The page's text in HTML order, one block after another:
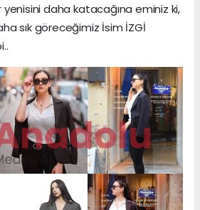
daha katacağına eminiz ki,
sık göreceğimiz İsim İZGİ